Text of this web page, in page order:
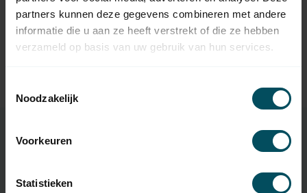
partners kunnen deze gegevens combineren met andere
informatie die u aan ze heeft verstrekt of die ze hebben
verzameld op basis van uw gebruik van hun services.
Noodzakelijk
Voorkeuren
Statistieken
Brel Brel Home DD-7002B
Hub - DUO